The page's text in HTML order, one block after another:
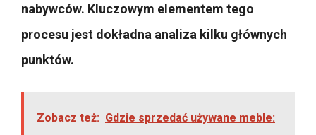
nabywców. Kluczowym elementem tego
procesu jest dokładna analiza kilku głównych
punktów.
Zobacz też: Gdzie sprzedać używane meble: